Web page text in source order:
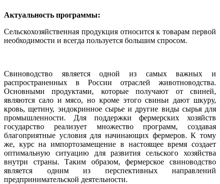
Актуальность программы:
Сельскохозяйственная продукция относится к товарам первой
необходимости и всегда пользуется большим спросом.
Свиноводство является одной из самых важных и
распространенных в России отраслей животноводства.
Основными продуктами, которые получают от свиней,
являются сало и мясо, но кроме этого свиньи дают шкуру,
кровь, щетину, эндокринное сырье и другие виды сырья для
промышленности. Для поддержки фермерских хозяйств
государство реализует множество программ, создавая
благоприятные условия для начинающих фермеров. К тому
же, курс на импортозамещение в настоящее время создает
оптимальную ситуацию для развития сельского хозяйства
внутри страны. Таким образом, фермерское свиноводство
является одним из перспективных направлений
предпринимательской деятельности.